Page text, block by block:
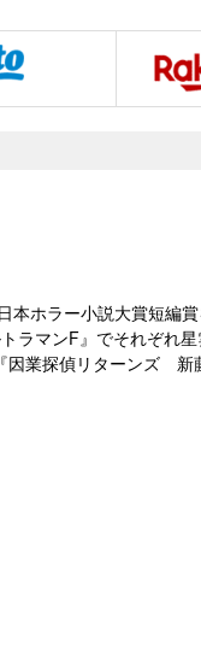
ホラー小説大賞短編
ラマンF』でそれぞれ
業探偵リターンズ 新